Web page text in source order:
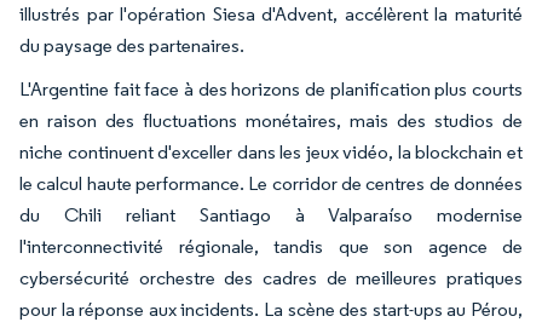
illustrés par l'opération Siesa d'Advent, accélèrent la maturité
du paysage des partenaires.
L'Argentine fait face à des horizons de planification plus courts
en raison des fluctuations monétaires, mais des studios de
niche continuent d'exceller dans les jeux vidéo, la blockchain et
le calcul haute performance. Le corridor de centres de données
du Chili reliant Santiago à Valparaíso modernise
l'interconnectivité régionale, tandis que son agence de
cybersécurité orchestre des cadres de meilleures pratiques
pour la réponse aux incidents. La scène des start-ups au Pérou,